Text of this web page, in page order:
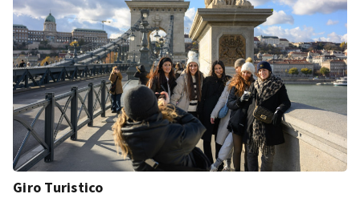
affascinare dalla diversità della capitale ungherese!
Giro Turistico